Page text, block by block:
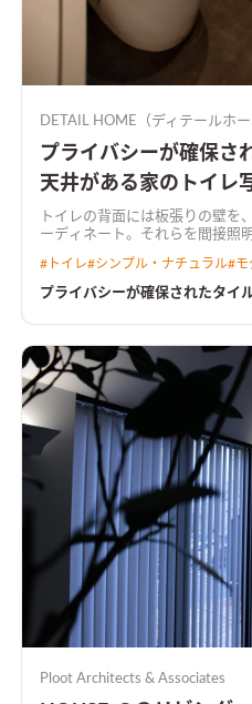
DETAIL HOME（ディテールホー
プライバシーが確保さ
天井がある家のトイレ
トイレの背面には板張りの壁を
ーディネート。それらを間接照
# トイレ#シンプル・ナチュラル#モ
プライバシーが確保されたタイ
Ploot Architects & Associates